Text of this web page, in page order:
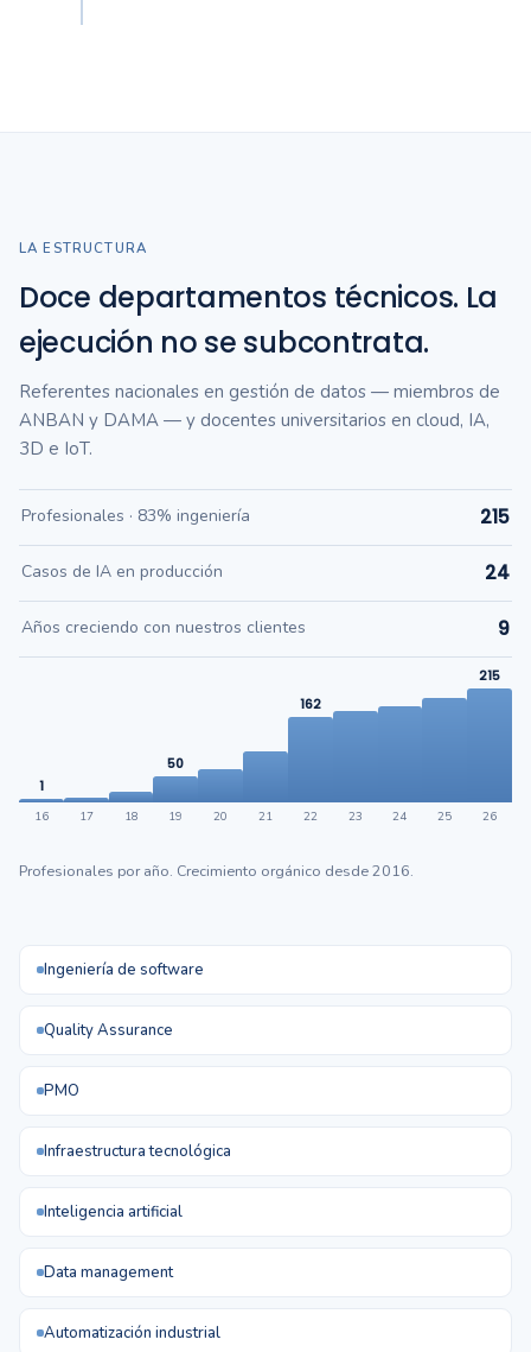
LA ESTRUCTURA
Doce departamentos técnicos. La
ejecución no se subcontrata.
Referentes nacionales en gestión de datos — miembros de
ANBAN y DAMA — y docentes universitarios en cloud, IA,
3D e IoT.
Profesionales · 83% ingeniería 215
Casos de IA en producción 24
Años creciendo con nuestros clientes 9
16
1
17 18 19
50
20 21 22
162
23 24 25 26
215
Profesionales por año. Crecimiento orgánico desde 2016.
Ingeniería de software
Quality Assurance
PMO
Infraestructura tecnológica
Inteligencia artificial
Data management
Automatización industrial